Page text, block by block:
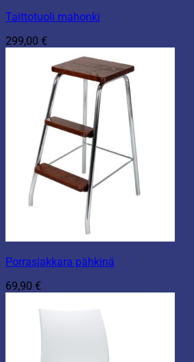
Taittotuoli mahonki
299,00 €
Porrasjakkara pähkinä
69,90 €